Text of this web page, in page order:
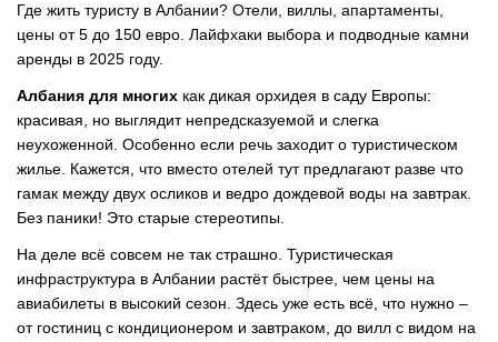
Где жить туристу в Албании? Отели, виллы, апартаменты,
цены от 5 до 150 евро. Лайфхаки выбора и подводные камни
аренды в 2025 году.
Албания для многих как дикая орхидея в саду Европы:
красивая, но выглядит непредсказуемой и слегка
неухоженной. Особенно если речь заходит о туристическом
жилье. Кажется, что вместо отелей тут предлагают разве что
гамак между двух осликов и ведро дождевой воды на завтрак.
Без паники! Это старые стереотипы.
На деле всё совсем не так страшно. Туристическая
инфраструктура в Албании растёт быстрее, чем цены на
авиабилеты в высокий сезон. Здесь уже есть всё, что нужно –
от гостиниц с кондиционером и завтраком, до вилл с видом на